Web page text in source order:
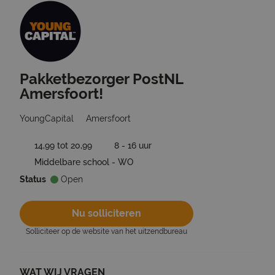
Ga terug naar vacatures
Pakketbezorger PostNL
Amersfoort!
YoungCapital Amersfoort
14,99 tot 20,99
8 - 16 uur
Middelbare school - WO
Status
Open
Nu solliciteren
Solliciteer op de website van het uitzendbureau
WAT WIJ VRAGEN